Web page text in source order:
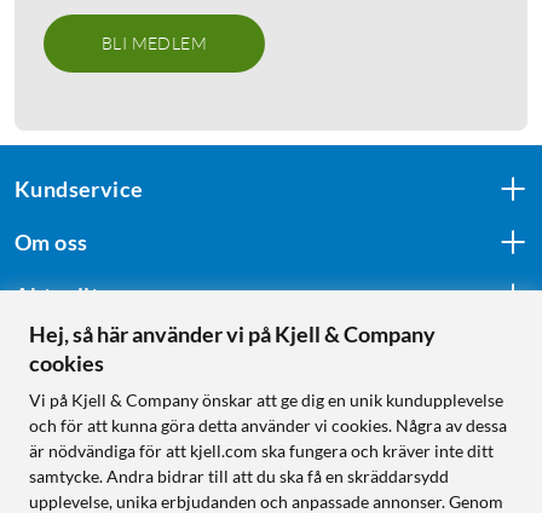
BLI MEDLEM
Kundservice
Om oss
Aktuellt
Följ oss
Handla från:
Hej, så här använder vi på Kjell & Company
cookies
Vi på Kjell & Company önskar att ge dig en unik kundupplevelse
och för att kunna göra detta använder vi cookies. Några av dessa
är nödvändiga för att kjell.com ska fungera och kräver inte ditt
samtycke. Andra bidrar till att du ska få en skräddarsydd
upplevelse, unika erbjudanden och anpassade annonser. Genom